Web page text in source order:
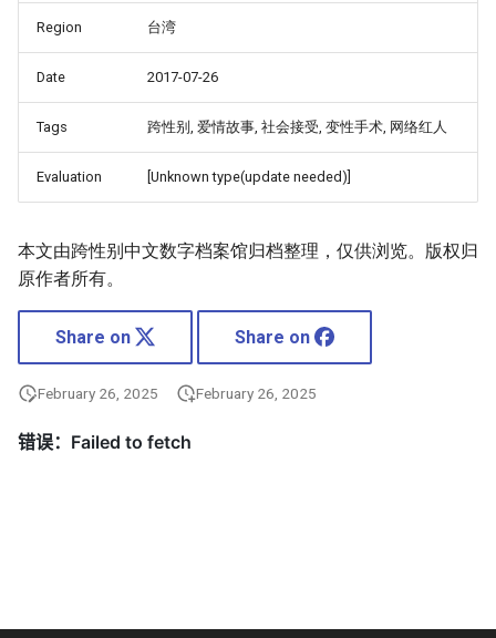
Region 台湾
Date 2017-07-26
Tags 跨性别, 爱情故事, 社会接受, 变性手术, 网络红人
Evaluation [Unknown type(update needed)]
本文由跨性别中文数字档案馆归档整理，仅供浏览。版权归
原作者所有。
Share on Share on
February 26, 2025 February 26, 2025